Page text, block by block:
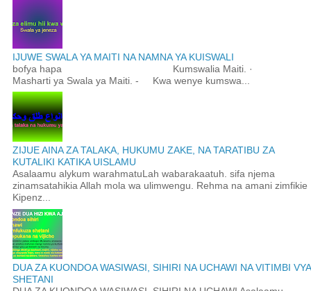
IJUWE SWALA YA MAITI NA NAMNA YA KUISWALI
bofya hapa Kumswalia Maiti. ·
Masharti ya Swala ya Maiti. - Kwa wenye kumswa...
ZIJUE AINA ZA TALAKA, HUKUMU ZAKE, NA TARATIBU ZA
KUTALIKI KATIKA UISLAMU
Asalaamu alykum warahmatuLah wabarakaatuh. sifa njema
zinamsatahikia Allah mola wa ulimwengu. Rehma na amani zimfikie
Kipenz...
DUA ZA KUONDOA WASIWASI, SIHIRI NA UCHAWI NA VITIMBI VYA
SHETANI